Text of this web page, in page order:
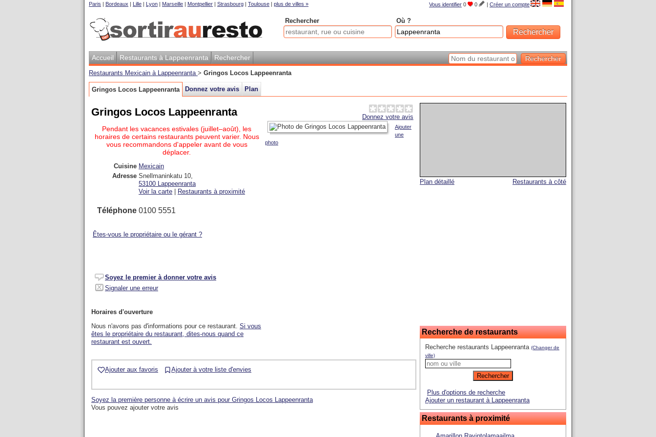
Vous identifier 0 0 | Créer un compte
Paris | Bordeaux | Lille | Lyon | Marseille | Montpellier | Strasbourg | Toulouse | plus de villes »
Rechercher Où ?
Accueil Restaurants à Lappeenranta Rechercher
Restaurants Mexicain à Lappeenranta > Gringos Locos Lappeenranta
Gringos Locos Lappeenranta Donnez votre avis Plan
Restaurants à côté
Plan détaillé
Recherche de restaurants
Recherche restaurants Lappeenranta (Changer de
ville)
Plus d'options de recherche
Ajouter un restaurant à Lappeenranta
Restaurants à proximité
Donnez votre avis
Gringos Locos Lappeenranta
Ajouter
une
photo
Pendant les vacances estivales (juillet–août), les
horaires de certains restaurants peuvent varier. Nous
vous recommandons d'appeler avant de vous
déplacer.
Cuisine Mexicain
Adresse Snellmaninkatu 10,
53100 Lappeenranta
Voir la carte
Restaurants à proximité
Téléphone 0100 5551
Êtes-vous le propriétaire ou le gérant ?
Soyez le premier à donner votre avis
Signaler une erreur
Horaires d'ouverture
Nous n'avons pas d'informations pour ce restaurant. Si vous
êtes le propriétaire du restaurant, dites-nous quand ce
restaurant est ouvert.
Ajouter aux favoris Ajouter à votre liste d'envies
Soyez la première personne à écrire un avis pour Gringos Locos Lappeenranta
Vous pouvez ajouter votre avis